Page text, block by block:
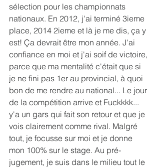
sélection pour les championnats
nationaux. En 2012, j'ai terminé 3ieme
place, 2014 2ieme et là je me dis, ça y
est! Ça devrait être mon année. J'ai
confiance en moi et j'ai soif de victoire,
parce que ma mentalité c'était que si
je ne fini pas 1er au provincial, à quoi
bon de me rendre au national... Le jour
de la compétition arrive et Fuckkkk...
y'a un gars qui fait son retour et que je
vois clairement comme rival. Malgré
tout, je focusse sur moi et je donne
mon 100% sur le stage. Au pré-
jugement, je suis dans le milieu tout le